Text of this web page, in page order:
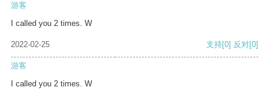
游客
I called you 2 times. W
2022-02-25 支持[0] 反对[0]
游客
I called you 2 times. W